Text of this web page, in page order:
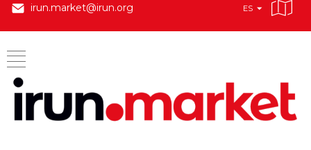
irun.market@irun.org ES